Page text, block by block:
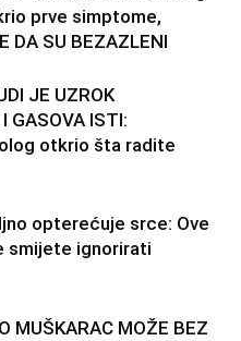
prve simptome,
DA SU BEZAZLENI
JE UZROK
GASOVA ISTI:
otkrio šta radite
opterećuje srce: Ove
smijete ignorirati
MUŠKARAC MOŽE BEZ